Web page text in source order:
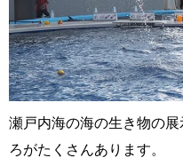
瀬戸内海の海の生き物の
ろがたくさんあります。